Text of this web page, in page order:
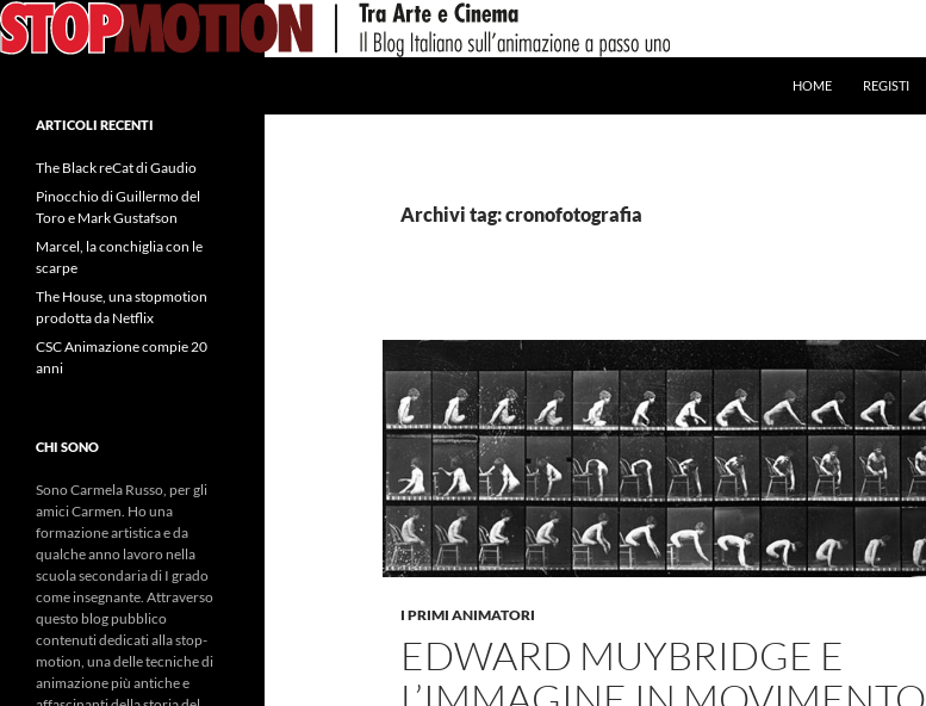
Vai
al
HOME REGISTI
Archivi tag: cronofotografia
I PRIMI ANIMATORI
EDWARD MUYBRIDGE E
ARTICOLI RECENTI
The Black reCat di Gaudio
Pinocchio di Guillermo del
Toro e Mark Gustafson
Marcel, la conchiglia con le
scarpe
The House, una stopmotion
prodotta da Netflix
CSC Animazione compie 20
anni
CHI SONO
Sono Carmela Russo, per gli
amici Carmen. Ho una
formazione artistica e da
qualche anno lavoro nella
scuola secondaria di I grado
come insegnante. Attraverso
questo blog pubblico
contenuti dedicati alla stop-
motion, una delle tecniche di
animazione più antiche e